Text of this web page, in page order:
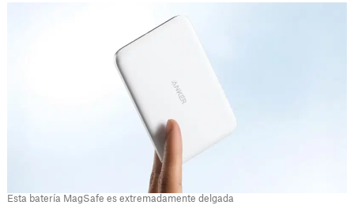
Esta batería MagSafe es extremadamente delgada